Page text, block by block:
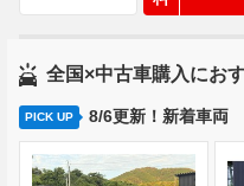
全国×中古車購入にお
PICK UP 8/6更新！新着車両